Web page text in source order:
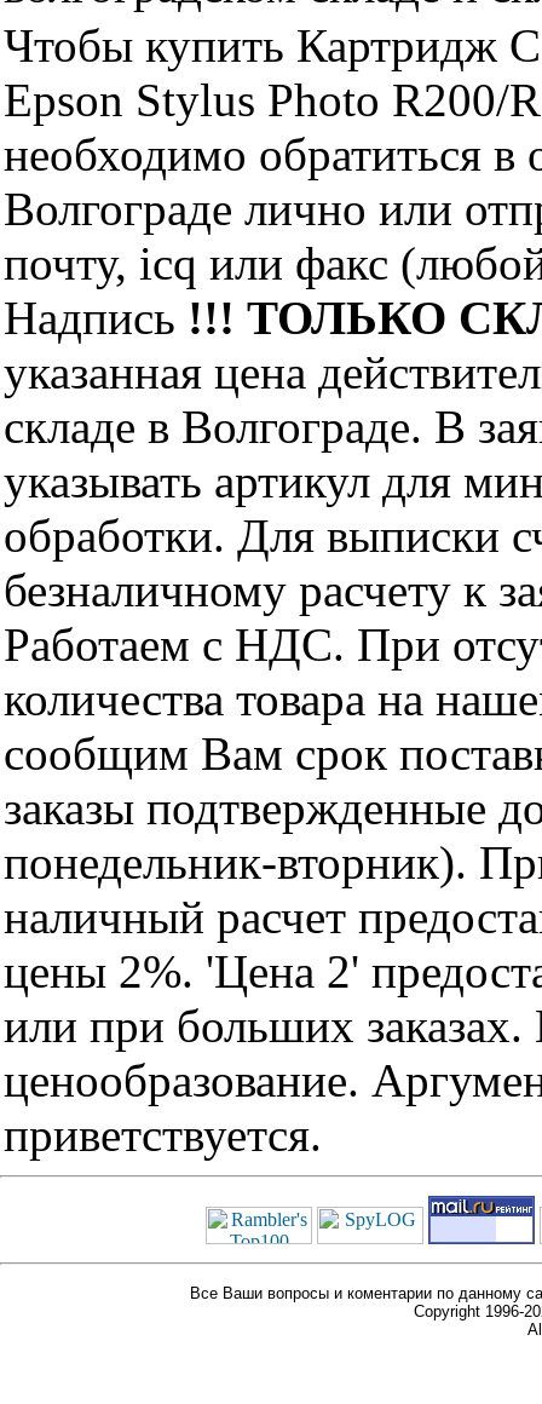
Чтобы купить Картридж
Epson Stylus Photo R200/
необходимо
Волгограде лично или
почту, icq или факс
Надпись !!! ТОЛЬКО
указанная цена
складе в Волгограде. В
указывать артикул для
обработки. Для выписки
безналичному расчету к
Работаем с НДС. При
количества товара на
сообщим Вам срок
заказы подтвержденные
понедельник-вторник).
наличный расчет
цены 2%. 'Цена 2'
или при больших
ценообразование.
приветствуется.
Все Ваши вопросы и коментарии по данному
Copyright 1996-